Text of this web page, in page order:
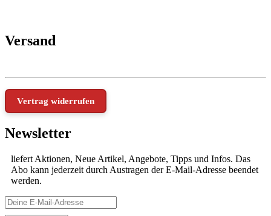
Versand
Vertrag widerrufen
Newsletter
liefert Aktionen, Neue Artikel, Angebote, Tipps und Infos. Das
Abo kann jederzeit durch Austragen der E-Mail-Adresse beendet
werden.